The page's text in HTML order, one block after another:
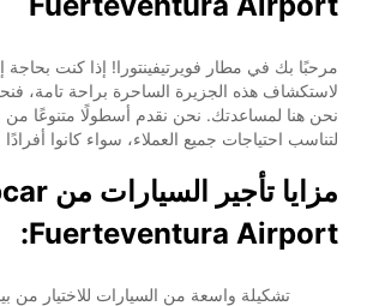
مرحبًا بك في مطار فويرتيفينتورا! إذا كنت بحاجة
نحن هنا لمساعدتك. نحن نقدم أسطولًا متنوعًا من
لتناسب احتياجات جميع العملاء، سواء كانوا
Fuerteventura Airport:
تشكيلة واسعة من السيارات للاختيار من